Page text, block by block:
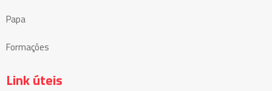
Papa
Formações
Link úteis